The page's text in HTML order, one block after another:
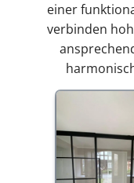
einer
verbinden